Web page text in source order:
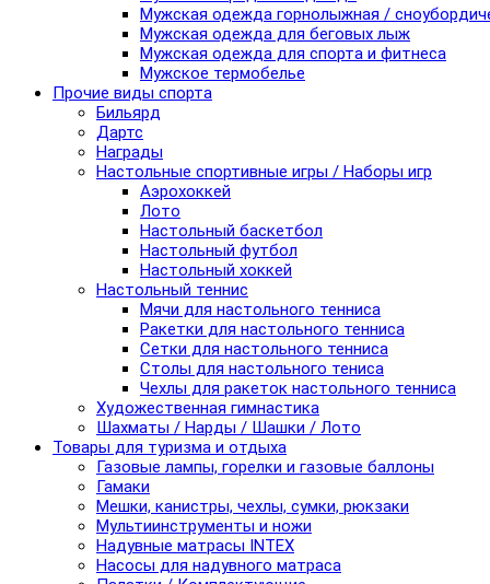
Мужская одежда горнолыжная /
Мужская одежда для беговых лыж
Мужская одежда для спорта и фитнеса
Мужское термобелье
Прочие виды спорта
Бильярд
Дартс
Награды
Настольные спортивные игры / Наборы игр
Аэрохоккей
Лото
Настольный баскетбол
Настольный футбол
Настольный хоккей
Настольный теннис
Мячи для настольного тенниса
Ракетки для настольного тенниса
Сетки для настольного тенниса
Столы для настольного тениса
Чехлы для ракеток настольного тенниса
Художественная гимнастика
Шахматы / Нарды / Шашки / Лото
Товары для туризма и отдыха
Газовые лампы, горелки и газовые баллоны
Гамаки
Мешки, канистры, чехлы, сумки, рюкзаки
Мультиинструменты и ножи
Надувные матрасы INTEX
Насосы для надувного матраса